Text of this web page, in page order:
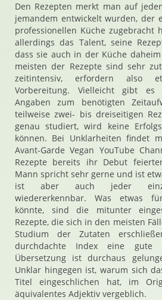
Den Rezepten merkt man auf
jemandem entwickelt wurden, der
professionellen Küche zugebracht
allerdings das Talent, seine
dass sie auch in der Küche
meisten der Rezepte sind sehr
zeitintensiv, erfordern also
Vorbereitung. Vielleicht gibt es
Angaben zum benötigten
teilweise zwei- bis dreiseitigen
genau studiert, wird keine
können. Bei Unklarheiten findet
Avant-Garde Vegan YouTube
Rezepte bereits ihr Debut
Mann spricht sehr gerne und ist
ist aber auch jeder
wiedererkennbar. Was etwas
könnte, sind die mitunter
Rezepte, die sich in den meisten
Studium der Zutaten
durchdachte Index eine gute
Übersetzung ist durchaus
Unklar hingegen ist, warum sich
Titel eingeschlichen hat, im
äquivalentes Adjektiv vergeblich.